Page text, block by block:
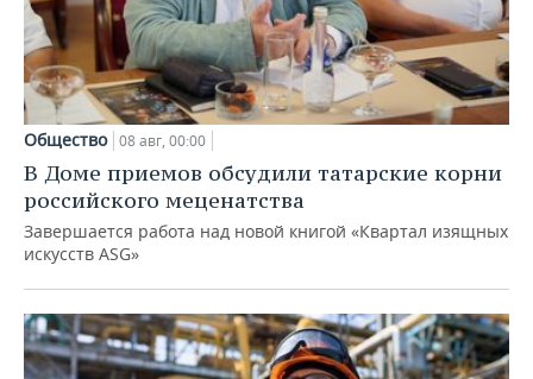
Общество 08 авг, 00:00
В Доме приемов обсудили татарские корни
российского меценатства
Завершается работа над новой книгой «Квартал изящных
искусств ASG»